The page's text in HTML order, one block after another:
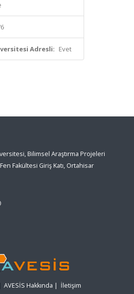
Adresli: Evet
Bilimsel Araştırma Projeleri
Fakültesi Giriş Katı, Ortahisar
AVESİS Hakkında | İletişim